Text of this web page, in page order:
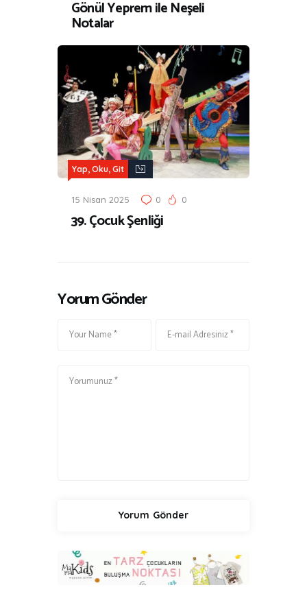
Gönül Yeprem ile Neşeli
Notalar
Yap, Oku, Git
15 Nisan 2025 0 0
39. Çocuk Şenliği
Yorum Gönder